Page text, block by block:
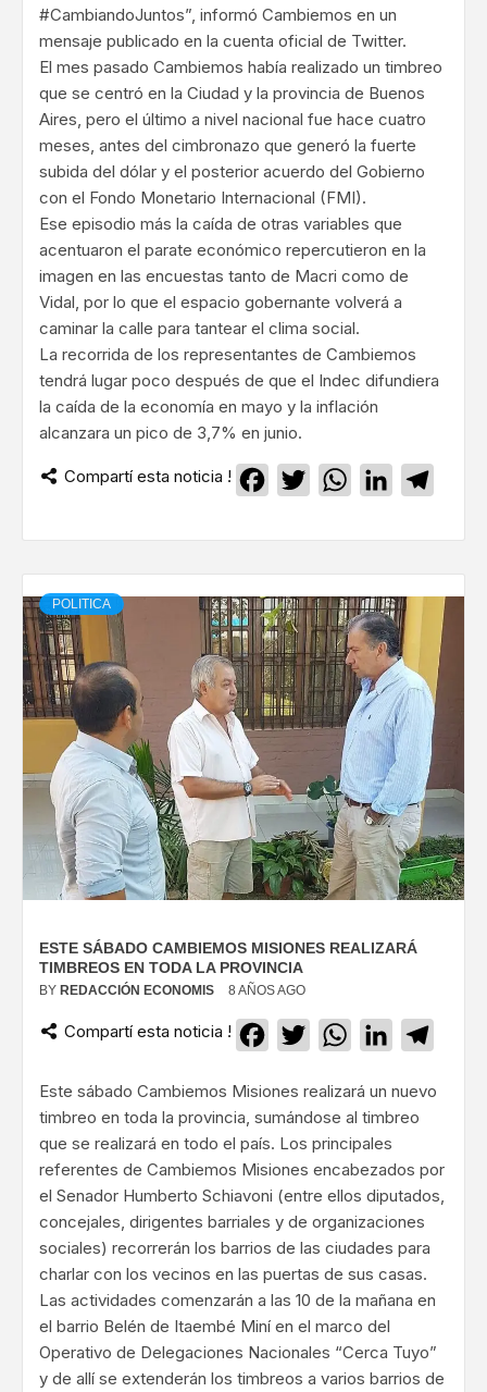
#CambiandoJuntos”, informó Cambiemos en un
mensaje publicado en la cuenta oficial de Twitter.
El mes pasado Cambiemos había realizado un timbreo
que se centró en la Ciudad y la provincia de Buenos
Aires, pero el último a nivel nacional fue hace cuatro
meses, antes del cimbronazo que generó la fuerte
subida del dólar y el posterior acuerdo del Gobierno
con el Fondo Monetario Internacional (FMI).
Ese episodio más la caída de otras variables que
acentuaron el parate económico repercutieron en la
imagen en las encuestas tanto de Macri como de
Vidal, por lo que el espacio gobernante volverá a
caminar la calle para tantear el clima social.
La recorrida de los representantes de Cambiemos
tendrá lugar poco después de que el Indec difundiera
la caída de la economía en mayo y la inflación
alcanzara un pico de 3,7% en junio.
Compartí esta noticia ! Facebook
TwitterWhatsApp
LinkedIn
POLITICA
ESTE SÁBADO CAMBIEMOS MISIONES REALIZARÁ
TIMBREOS EN TODA LA PROVINCIA
BY REDACCIÓN ECONOMIS 8 AÑOS AGO
Compartí esta noticia ! Facebook
TwitterWhatsApp
LinkedIn
Este sábado Cambiemos Misiones realizará un nuevo
timbreo en toda la provincia, sumándose al timbreo
que se realizará en todo el país. Los principales
referentes de Cambiemos Misiones encabezados por
el Senador Humberto Schiavoni (entre ellos diputados,
concejales, dirigentes barriales y de organizaciones
sociales) recorrerán los barrios de las ciudades para
charlar con los vecinos en las puertas de sus casas.
Las actividades comenzarán a las 10 de la mañana en
el barrio Belén de Itaembé Miní en el marco del
Operativo de Delegaciones Nacionales “Cerca Tuyo”
y de allí se extenderán los timbreos a varios barrios de